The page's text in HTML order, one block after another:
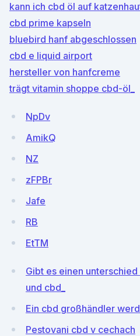
kann ich cbd öl auf
cbd prime kapseln
bluebird hanf abgeschlossen
cbd e liquid airport
hersteller von hanfcreme
trägt vitamin shoppe cbd-öl_
NpDv
AmikQ
NZ
zFPBr
Jafe
RB
EtTM
Gibt es einen
und cbd_
Ein cbd großhändler
Pestovani cbd v cechach